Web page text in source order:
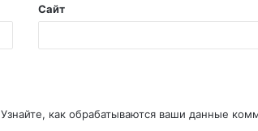
Сайт
Узнайте, как обрабатываются ваши данные